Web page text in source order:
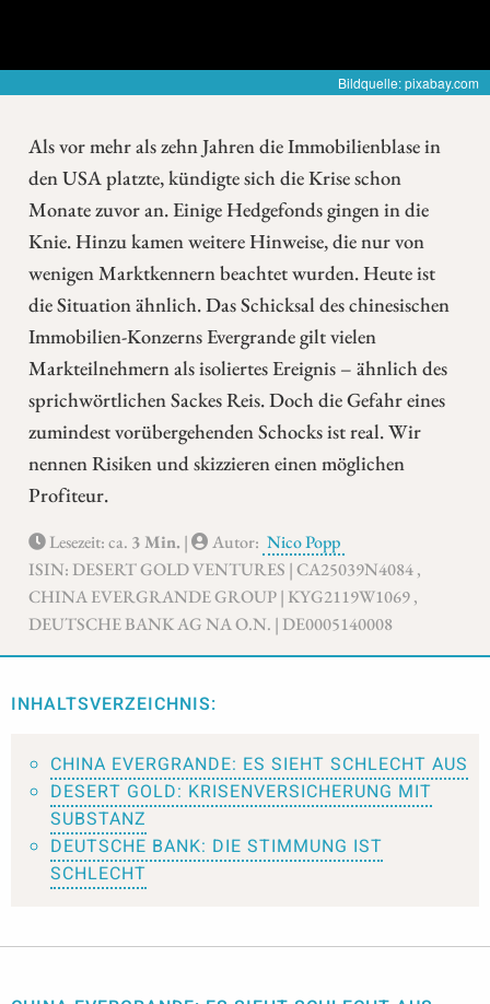
Bildquelle: pixabay.com
Als vor mehr als zehn Jahren die Immobilienblase in
den USA platzte, kündigte sich die Krise schon
Monate zuvor an. Einige Hedgefonds gingen in die
Knie. Hinzu kamen weitere Hinweise, die nur von
wenigen Marktkennern beachtet wurden. Heute ist
die Situation ähnlich. Das Schicksal des chinesischen
Immobilien-Konzerns Evergrande gilt vielen
Markteilnehmern als isoliertes Ereignis – ähnlich des
sprichwörtlichen Sackes Reis. Doch die Gefahr eines
zumindest vorübergehenden Schocks ist real. Wir
nennen Risiken und skizzieren einen möglichen
Profiteur.
Lesezeit: ca. 3 Min. | Autor: Nico Popp
ISIN: DESERT GOLD VENTURES | CA25039N4084 ,
CHINA EVERGRANDE GROUP | KYG2119W1069 ,
DEUTSCHE BANK AG NA O.N. | DE0005140008
INHALTSVERZEICHNIS:
CHINA EVERGRANDE: ES SIEHT SCHLECHT AUS
DESERT GOLD: KRISENVERSICHERUNG MIT
SUBSTANZ
DEUTSCHE BANK: DIE STIMMUNG IST
SCHLECHT